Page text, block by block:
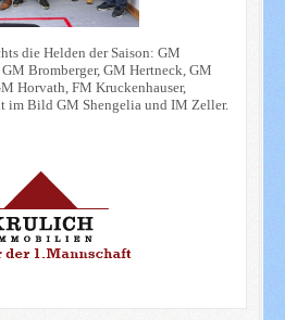
die Helden der Saison: GM
Bromberger, GM Hertneck, GM
Horvath, FM Kruckenhauser,
im Bild GM Shengelia und IM Zeller.